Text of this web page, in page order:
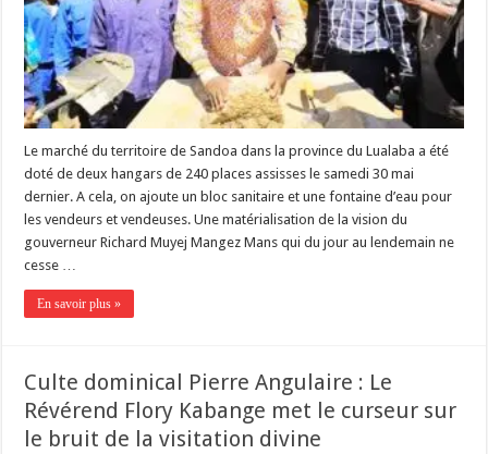
Le marché du territoire de Sandoa dans la province du Lualaba a été
doté de deux hangars de 240 places assisses le samedi 30 mai
dernier. A cela, on ajoute un bloc sanitaire et une fontaine d’eau pour
les vendeurs et vendeuses. Une matérialisation de la vision du
gouverneur Richard Muyej Mangez Mans qui du jour au lendemain ne
cesse …
En savoir plus »
Culte dominical Pierre Angulaire : Le
Révérend Flory Kabange met le curseur sur
le bruit de la visitation divine